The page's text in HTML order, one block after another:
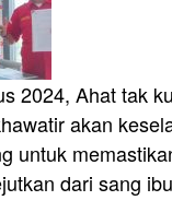
2024, Ahat tak
akan
untuk
dari sang